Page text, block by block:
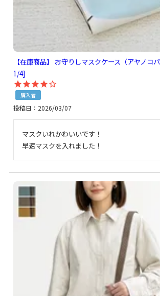
【在庫商品】 お守りしマスクケース（アヤノコ
1/4]
購入者
投稿日 2026/03/07
マスクいれかわいいです！
早速マスクを入れました！